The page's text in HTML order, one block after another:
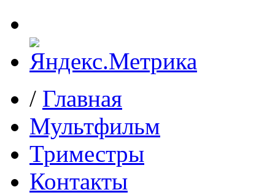
/ Главная
Мультфильм
Триместры
Контакты